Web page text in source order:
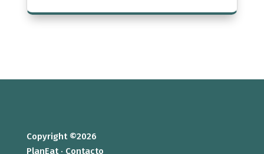
Copyright ©2026
PlanEat · Contacto